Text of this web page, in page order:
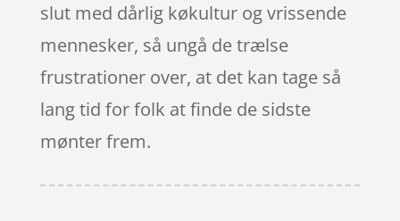
slut med dårlig køkultur og vrissende
mennesker, så ungå de trælse
frustrationer over, at det kan tage så
lang tid for folk at finde de sidste
mønter frem.